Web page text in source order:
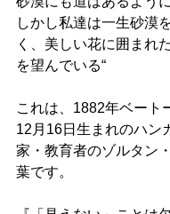
しかし私達は一生砂漠
く、美しい花に囲まれ
を望んでいる“
これは、1882年ベート
12月16日生まれのハン
家・教育者のゾルタン
葉です。